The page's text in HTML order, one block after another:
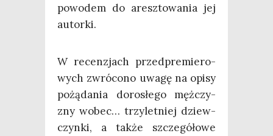
powo­dem do aresz­to­wa­nia jej
autorki.
W recen­zjach przed­pre­mie­ro­
wych zwró­co­no uwa­gę na opi­sy
pożą­da­nia doro­słe­go męż­czy­
zny wobec… trzy­let­niej dziew­
czyn­ki, a tak­że szcze­gó­ło­we